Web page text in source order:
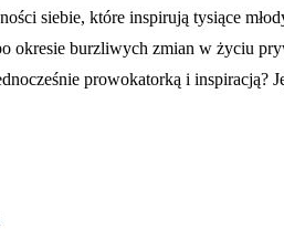
siebie, które inspirują tysiące
okresie burzliwych zmian w życiu
prowokatorką i